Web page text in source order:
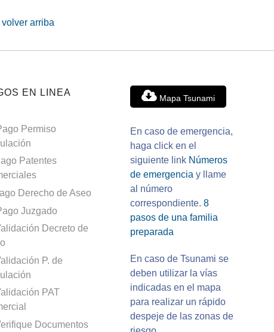
volver arriba
EN LINEA
Permiso
Patentes
Derecho de Aseo
Juzgado
Decreto de
P. de
PAT
Documentos
Mapa Tsunami
En caso de emergencia,
haga click en el
siguiente link Números
de emergencia y llame
al número
correspondiente. 8
pasos de una familia
preparada
En caso de Tsunami se
deben utilizar la vías
indicadas en el mapa
para realizar un rápido
despeje de las zonas de